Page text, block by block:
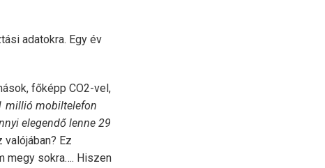
adatokra. Egy év
főképp CO2-vel,
millió mobiltelefon
elegendő lenne 29
valójában? Ez
megy sokra…. Hiszen